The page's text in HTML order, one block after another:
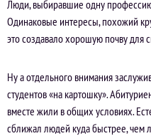
Люди, выбиравшие одну
Одинаковые интересы, похожий
это создавало хорошую почву для
Ну а отдельного внимания
студентов «на картошку».
вместе жили в общих условиях.
сближал людей куда быстрее, чем